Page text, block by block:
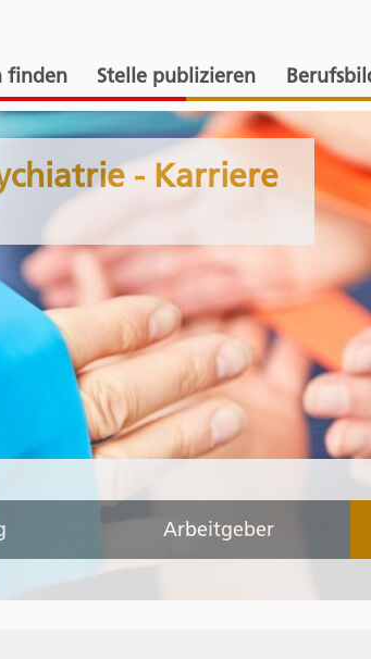
finden Stelle publizieren
- Karriere
Arbeitgeber